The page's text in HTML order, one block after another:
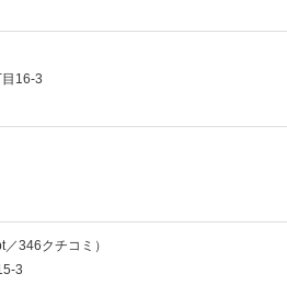
16-3
／346クチコミ）
3